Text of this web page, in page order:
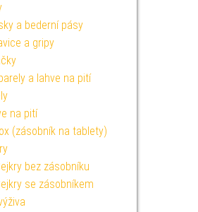
a bederní pásy
a gripy
a lahve na pití
na pití
(zásobník na tablety)
bez zásobníku
se zásobníkem